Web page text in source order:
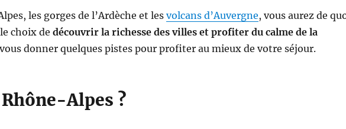
les gorges de l’Ardèche et lesvolcans d’Auvergne, vous aurez de
choix dedécouvrir la richesse des villes et profiter du calme de la
donner quelques pistes pour profiter au mieux de votre séjour.
Alpes ?